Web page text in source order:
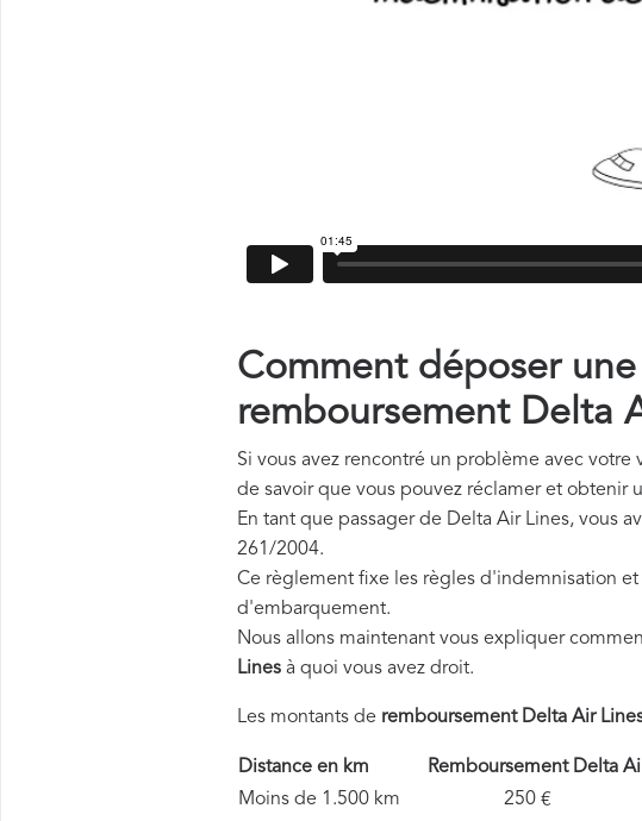
Comment déposer
remboursement Delta
Si vous avez rencontré un problème avec
de savoir que vous pouvez réclamer et obtenir
En tant que passager de Delta Air Lines, vous
261/2004.
Ce règlement fixe les règles d'indemnisation
d'embarquement.
Nous allons maintenant vous expliquer
Lines à quoi vous avez droit.
Les montants de remboursement Delta Air
Distance en km Remboursement Delta
Moins de 1.500 km
250 €